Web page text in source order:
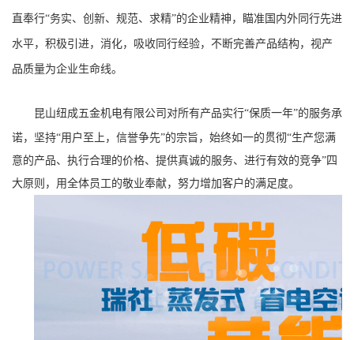
直奉行“务实、创新、规范、求精”的企业精神，瞄准国内外同行先进
水平，积极引进，消化，吸收同行经验，不断完善产品结构，视产
品质量为企业生命线。
昆山纽成五金机电有限公司 对所有产品实行“保质一年”的服务承
诺，坚持“用户至上，信誉争先”的宗旨，始终如一的贯彻“生产您满
意的产品、执行合理的价格、提供真诚的服务、进行有效的竞争”四
大原则，用全体员工的敬业奉献，努力增加客户的满足度。